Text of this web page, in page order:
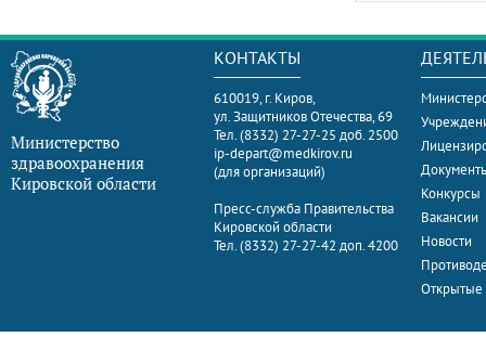
Министерство
здравоохранения
Кировской области
КОНТАКТЫ
610019, г. Киров,
ул. Защитников Отечества, 69
Тел. (8332) 27-27-25 доб. 2500
ip-depart@medkirov.ru
(для организаций)
Пресс-служба Правительства
Кировской области
Тел. (8332) 27-27-42 доп. 4200
Конкурсы
Вакансии
Новости